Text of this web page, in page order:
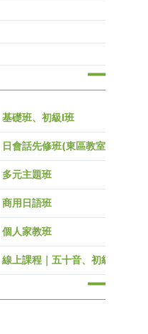
基礎班、初級I班
日會話先修班(東區教室)
多元主題班
商用日語班
個人家教班
線上課程｜五十音、初級～高級